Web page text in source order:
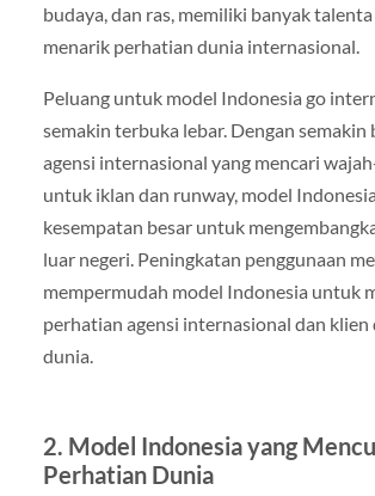
budaya, dan ras, memiliki banyak talenta
menarik perhatian dunia internasional.
Peluang untuk model Indonesia go
semakin terbuka lebar. Dengan semakin
agensi internasional yang mencari
untuk iklan dan runway, model
kesempatan besar untuk
luar negeri. Peningkatan penggunaan
mempermudah model Indonesia untuk
perhatian agensi internasional dan klien
dunia.
2. Model Indonesia yang
Perhatian Dunia